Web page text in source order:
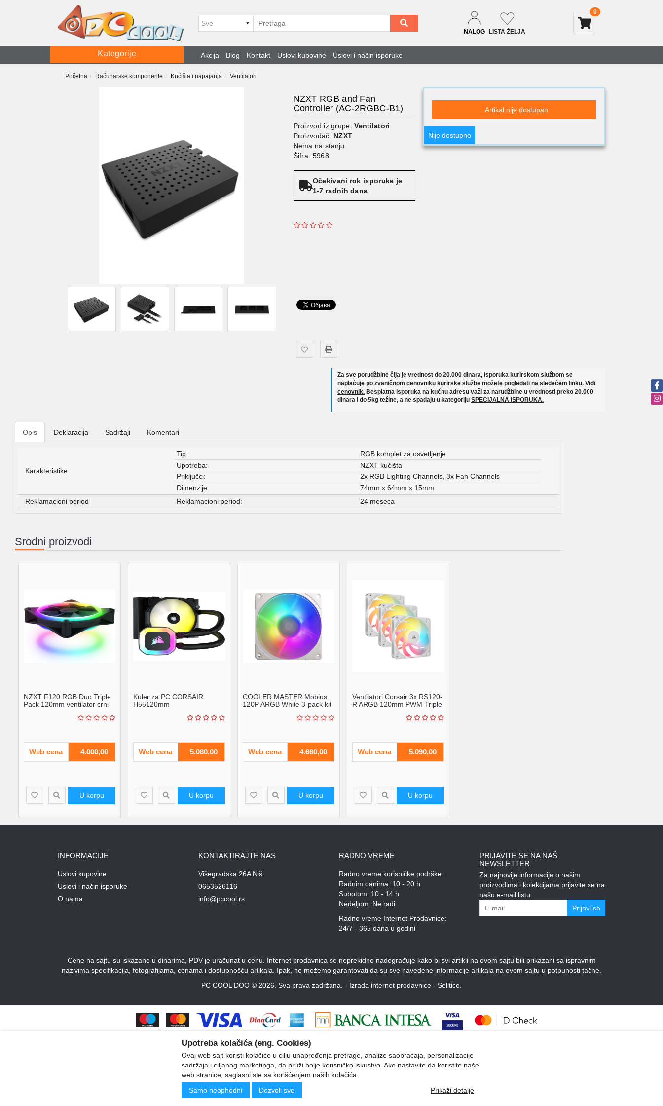
NALOG LISTA ŽELJA
0
Kategorije Akcija Blog Kontakt Uslovi kupovine Uslovi i način isporuke
Početna Računarske komponente Kućišta i napajanja Ventilatori
NZXT RGB and Fan
Controller (AC-2RGBC-B1)
Proizvod iz grupe:Ventilatori
Proizvođač: NZXT
Nema na stanju
Šifra: 5968
Očekivani rok isporuke je
1-7 radnih dana
Artikal nije dostupan
Nije dostupno
Za sve porudžbine čija je vrednost do 20.000 dinara, isporuka kurirskom službom se
naplaćuje po zvaničnom cenovniku kurirske službe možete pogledati na sledećem linku. Vidi
cenovnik. Besplatna isporuka na kućnu adresu važi za narudžbine u vrednosti preko 20.000
dinara i do 5kg težine, a ne spadaju u kategoriju SPECIJALNA ISPORUKA.
Opis Deklaracija Sadržaji Komentari
Karakteristike
Tip:
RGB komplet za osvetljenje
Upotreba:
NZXT kućišta
Priključci:
2x RGB Lighting Channels, 3x Fan Channels
Dimenzije:
74mm x 64mm x 15mm
Reklamacioni period
Reklamacioni period: 24 meseca
Srodni proizvodi
NZXT F120 RGB Duo Triple
Pack 120mm ventilator crni
Web cena 4.000,00
U korpu
Kuler za PC CORSAIR
H55120mm
Web cena 5.080,00
U korpu
COOLER MASTER Mobius
120P ARGB White 3-pack kit
Web cena 4.660,00
U korpu
Ventilatori Corsair 3x RS120-
R ARGB 120mm PWM-Triple
Web cena 5.090,00
U korpu
INFORMACIJE
Uslovi kupovine
Uslovi i način isporuke
O nama
KONTAKTIRAJTE NAS
Višegradska 26A Niš
0653526116
info@pccool.rs
RADNO VREME
Radno vreme korisničke podrške:
Radnim danima: 10 - 20 h
Subotom: 10 - 14 h
Nedeljom: Ne radi
Radno vreme Internet Prodavnice:
24/7 - 365 dana u godini
PRIJAVITE SE NA NAŠ
NEWSLETTER
Za najnovije informacije o našim
proizvodima i kolekcijama prijavite se na
našu e-mail listu.
Prijavi se
Cene na sajtu su iskazane u dinarima, PDV je uračunat u cenu. Internet prodavnica se neprekidno nadograđuje kako bi svi artikli na ovom sajtu bili prikazani sa ispravnim
nazivima specifikacija, fotografijama, cenama i dostupnošću artikala. Ipak, ne možemo garantovati da su sve navedene informacije artikala na ovom sajtu u potpunosti tačne.
PC COOL DOO © 2026. Sva prava zadržana. - Izrada internet prodavnice - Selltico.
Upotreba kolačića (eng. Cookies)
Ovaj web sajt koristi kolačiće u cilju unapređenja pretrage, analize saobraćaja, personalizacije
sadržaja i ciljanog marketinga, da pruži bolje korisničko iskustvo. Ako nastavite da koristite naše
web stranice, saglasni ste sa korišćenjem naših kolačića.
Samo neophodni
Dozvoli sve Prikaži detalje